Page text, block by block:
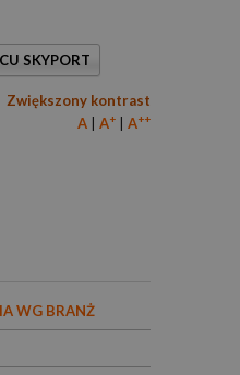
SKYPORT
Zwiększony kontrast
A
A+ A++
WG BRANŻ